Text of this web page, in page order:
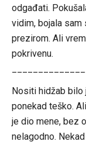
odgađati.
vidim, bojala sam
prezirom. Ali
pokrivenu.
Nositi hidžab bilo
ponekad teško.
je dio mene, bez
nelagodno.